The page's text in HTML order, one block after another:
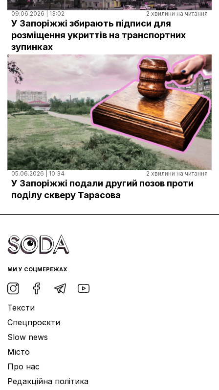
09.06.2026 | 13:02 2 хвилини на читання
У Запоріжжі збирають підписи для
розміщення укриттів на транспортних
зупинках
05.06.2026 | 10:34 2 хвилини на читання
У Запоріжжі подали другий позов проти
поділу скверу Тарасова
МИ У СОЦМЕРЕЖАХ
Тексти
Спецпроєкти
Slow news
Місто
Про нас
Редакційна політика